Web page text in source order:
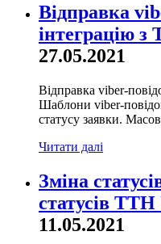
Відправка
інтеграцію з
27.05.2021
Відправка viber-
Шаблони viber-
статусу заявки.
Читати далі
Зміна
статусів
11.05.2021